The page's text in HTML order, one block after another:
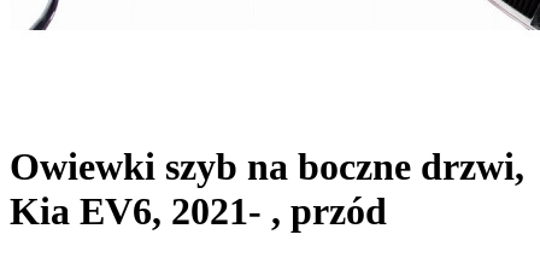
Owiewki szyb na boczne drzwi,
Kia EV6, 2021- , przód